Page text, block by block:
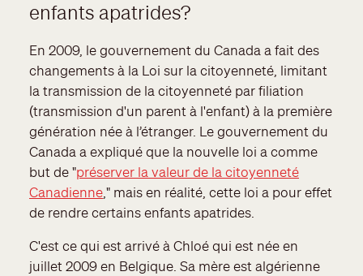
enfants apatrides?
En 2009, le gouvernement du Canada a fait des
changements à la Loi sur la citoyenneté, limitant
la transmission de la citoyenneté par filiation
(transmission d'un parent à l'enfant) à la première
génération née à l’étranger. Le gouvernement du
Canada a expliqué que la nouvelle loi a comme
but de "préserver la valeur de la citoyenneté
Canadienne," mais en réalité, cette loi a pour effet
de rendre certains enfants apatrides.
C'est ce qui est arrivé à Chloé qui est née en
juillet 2009 en Belgique. Sa mère est algérienne